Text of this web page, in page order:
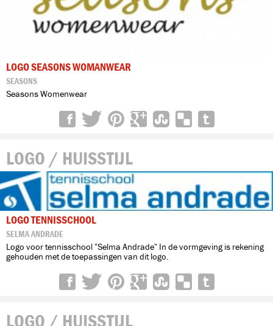
LOGO SEASONS WOMANWEAR
SEASONS
Seasons Womenwear
LOGO / HUISSTIJL
LOGO TENNISSCHOOL
SELMA ANDRADE
Logo voor tennisschool "Selma Andrade" In de vormgeving is rekening
gehouden met de toepassingen van dit logo.
LOGO / HUISSTIJL